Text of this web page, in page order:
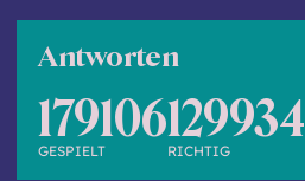
Antworten
179106
GESPIELT
129934
RICHTIG